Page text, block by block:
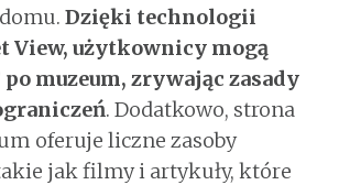
Dzięki technologii
View, użytkownicy mogą
po muzeum, zrywając zasady
. Dodatkowo, strona
oferuje liczne zasoby
jak filmy i artykuły, które